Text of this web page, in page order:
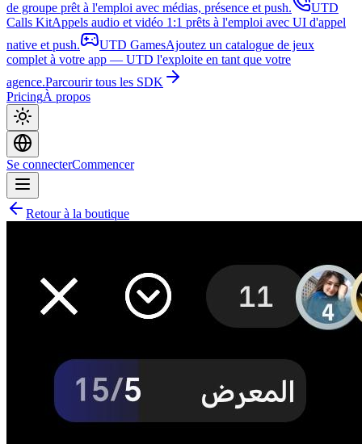
de groupe prêt à l'emploi avec médias, présence et push.
UTD
Calls KitAppels audio et vidéo 1:1 prêts à l'emploi avec UI d'appel
native et push.
UTD GamesAjoutez un catalogue de jeux
complet à votre app — UTD l'exploite en tant que votre
agence.Parcourir tous les SDK
PricingÀ propos
Se connecterCommencer
Retour à la boutique